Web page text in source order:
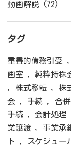
動画解説 (72)
タグ
重畳的債務引受 ,
画室 , 純粋持株
, 株式移転 , 株
会 , 手続 , 合併
手続 , 会計処理
業譲渡 , 事業承
ト
, スケジュー